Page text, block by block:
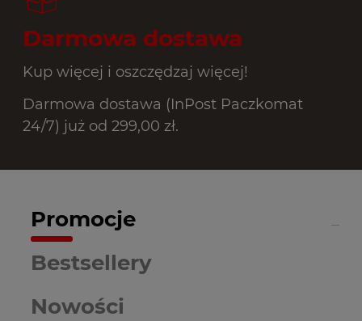
Darmowa dostawa
Kup więcej i oszczędzaj więcej!
Darmowa dostawa (InPost Paczkomat
24/7) już od 299,00 zł.
Promocje
Nowości
Bestsellery